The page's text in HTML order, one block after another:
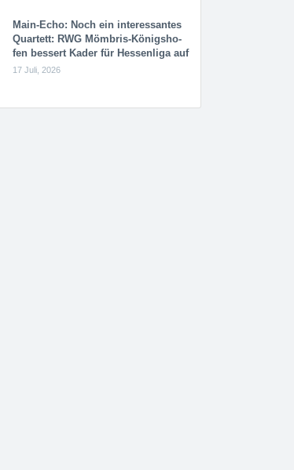
Main-Echo: Noch ein in­ter­es­san­tes
Quar­tett: RWG Möm­b­ris-Kö­n­igs­ho­
fen bessert Kader für Hessenliga auf
17 Juli, 2026